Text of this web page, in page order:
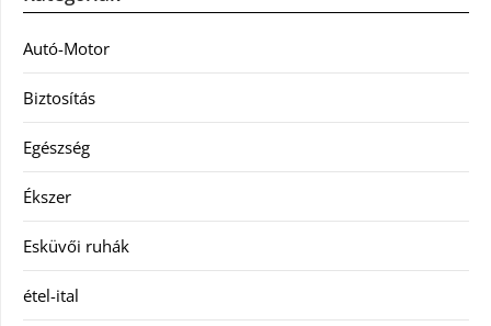
Autó-Motor
Biztosítás
Egészség
Ékszer
Esküvői ruhák
étel-ital